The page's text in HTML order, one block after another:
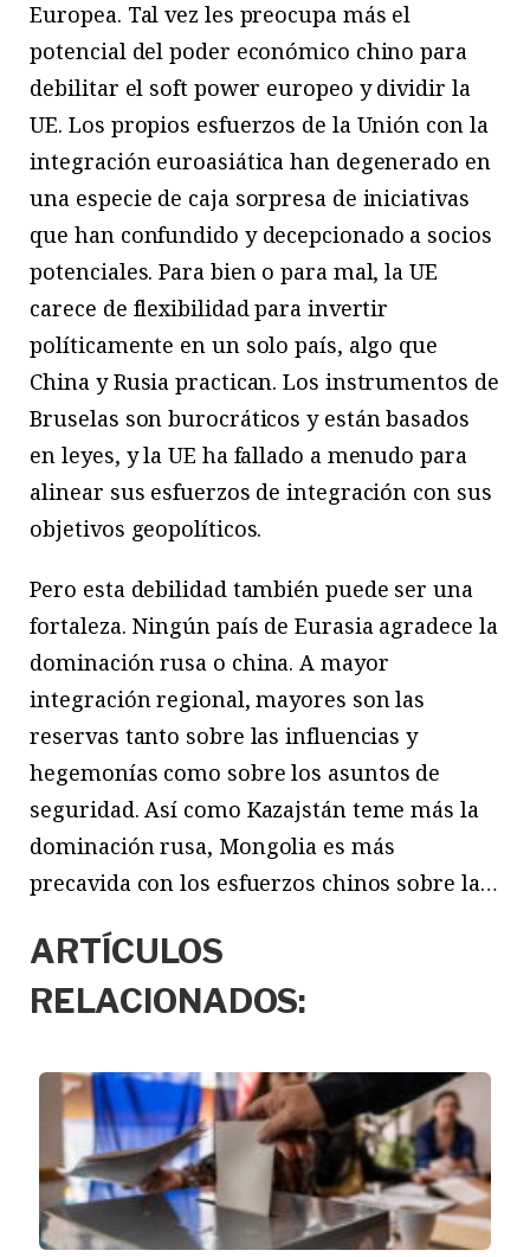
Europea. Tal vez les preocupa más el
potencial del poder económico chino para
debilitar el soft power europeo y dividir la
UE. Los propios esfuerzos de la Unión con la
integración euroasiática han degenerado en
una especie de caja sorpresa de iniciativas
que han confundido y decepcionado a socios
potenciales. Para bien o para mal, la UE
carece de flexibilidad para invertir
políticamente en un solo país, algo que
China y Rusia practican. Los instrumentos de
Bruselas son burocráticos y están basados
en leyes, y la UE ha fallado a menudo para
alinear sus esfuerzos de integración con sus
objetivos geopolíticos.
Pero esta debilidad también puede ser una
fortaleza. Ningún país de Eurasia agradece la
dominación rusa o china. A mayor
integración regional, mayores son las
reservas tanto sobre las influencias y
hegemonías como sobre los asuntos de
seguridad. Así como Kazajstán teme más la
dominación rusa, Mongolia es más
precavida con los esfuerzos chinos sobre la…
ARTÍCULOS
RELACIONADOS: